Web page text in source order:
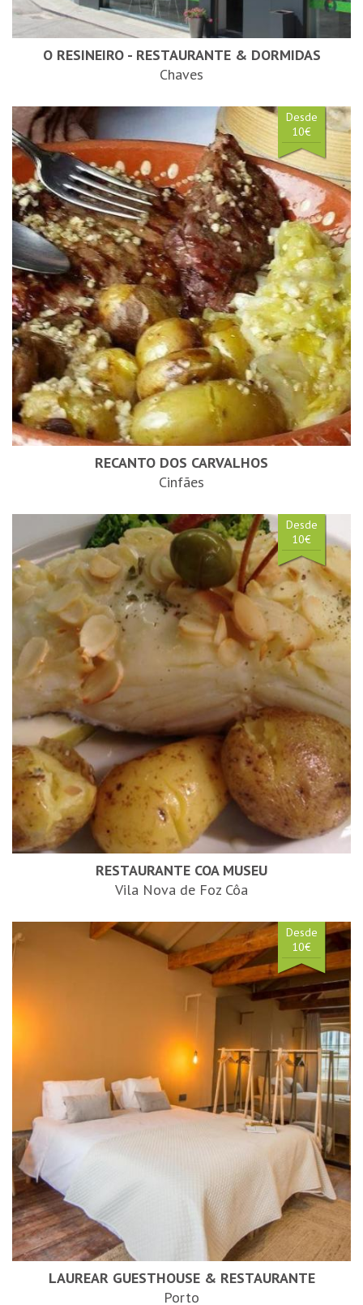
O RESINEIRO - RESTAURANTE & DORMIDAS
Chaves
Desde
10€
RECANTO DOS CARVALHOS
Cinfães
Desde
10€
RESTAURANTE COA MUSEU
Vila Nova de Foz Côa
Desde
10€
LAUREAR GUESTHOUSE & RESTAURANTE
Porto